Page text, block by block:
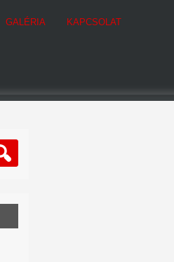
GALÉRIA KAPCSOLAT